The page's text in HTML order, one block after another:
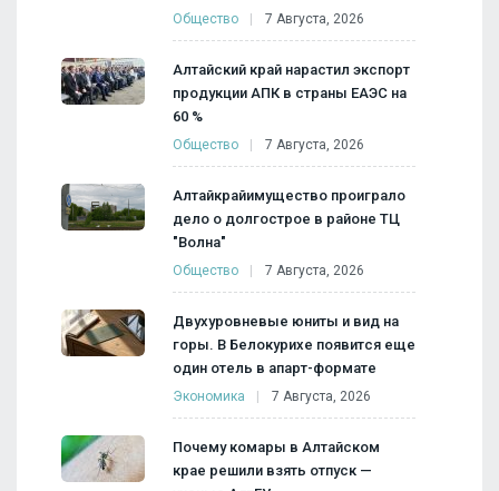
Общество 7 Августа, 2026
Алтайский край нарастил экспорт
продукции АПК в страны ЕАЭС на
60 %
Общество 7 Августа, 2026
Алтайкрайимущество проиграло
дело о долгострое в районе ТЦ
"Волна"
Общество 7 Августа, 2026
Двухуровневые юниты и вид на
горы. В Белокурихе появится еще
один отель в апарт-формате
Экономика 7 Августа, 2026
Почему комары в Алтайском
крае решили взять отпуск —